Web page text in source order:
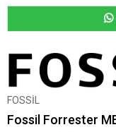
FOSSİL
Fossil Forrester